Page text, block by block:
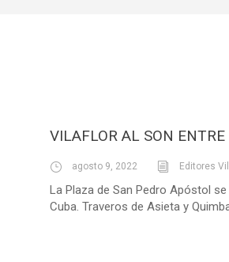
VILAFLOR AL SON
agosto 9, 2022 Editores
La Plaza de San Pedro Apóstol
Cuba. Traveros de Asieta y